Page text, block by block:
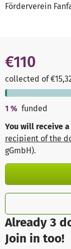
Förderverein
Already 3
Join in too!
€110
collected of
1 % funded
You will receive
recipient of the
gGmbH).